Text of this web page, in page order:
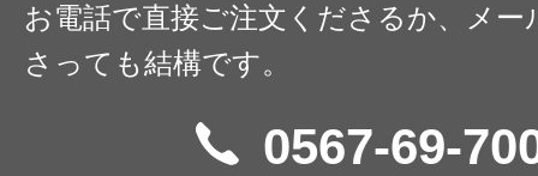
お電話で直接ご注文くださるか、メー
さっても結構です。
0567-69-